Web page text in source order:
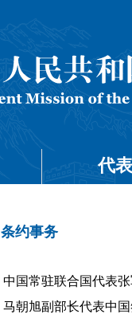
代
条约事务
中国常驻联合国代表
马朝旭副部长代表中国